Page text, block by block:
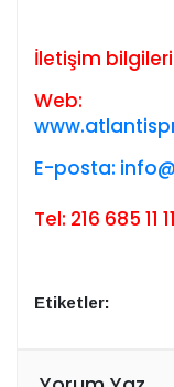
İletişim bilgileri
Web:
E-posta:
Tel: 216 685 11 11
Etiketler: